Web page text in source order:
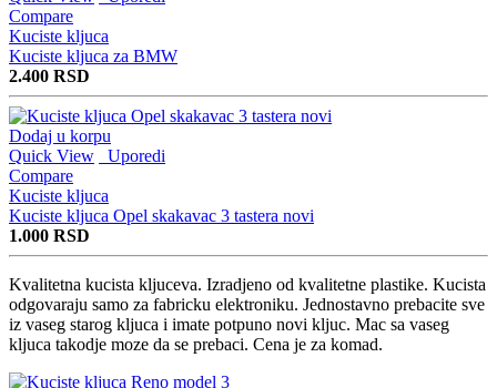
Compare
Kuciste kljuca
Kuciste kljuca za BMW
2.400 RSD
Dodaj u korpu
Quick View
Uporedi
Compare
Kuciste kljuca
Kuciste kljuca Opel skakavac 3 tastera novi
1.000 RSD
Kvalitetna kucista kljuceva. Izradjeno od kvalitetne plastike. Kucista
odgovaraju samo za fabricku elektroniku. Jednostavno prebacite sve
iz vaseg starog kljuca i imate potpuno novi kljuc. Mac sa vaseg
kljuca takodje moze da se prebaci. Cena je za komad.